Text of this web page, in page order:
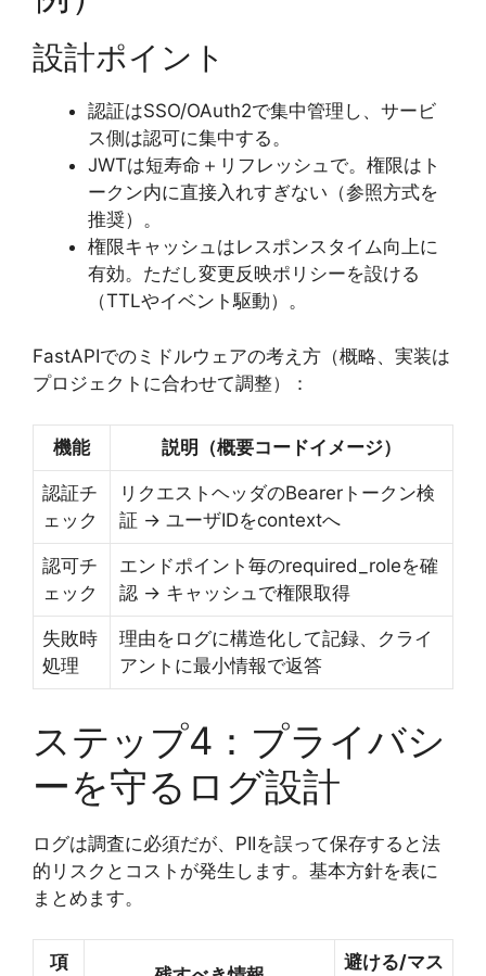
設計ポイント
認証はSSO/OAuth2で集中管理し、サービ
ス側は認可に集中する。
JWTは短寿命＋リフレッシュで。権限はト
ークン内に直接入れすぎない（参照方式を
推奨）。
権限キャッシュはレスポンスタイム向上に
有効。ただし変更反映ポリシーを設ける
（TTLやイベント駆動）。
FastAPIでのミドルウェアの考え方（概略、実装は
プロジェクトに合わせて調整）：
機能 説明（概要コードイメージ）
認証チ
ェック
リクエストヘッダのBearerトークン検
証 → ユーザIDをcontextへ
認可チ
ェック
エンドポイント毎のrequired_roleを確
認 → キャッシュで権限取得
失敗時
処理
理由をログに構造化して記録、クライ
アントに最小情報で返答
ステップ4：プライバシ
ーを守るログ設計
ログは調査に必須だが、PIIを誤って保存すると法
的リスクとコストが発生します。基本方針を表に
まとめます。
項
避ける/マス